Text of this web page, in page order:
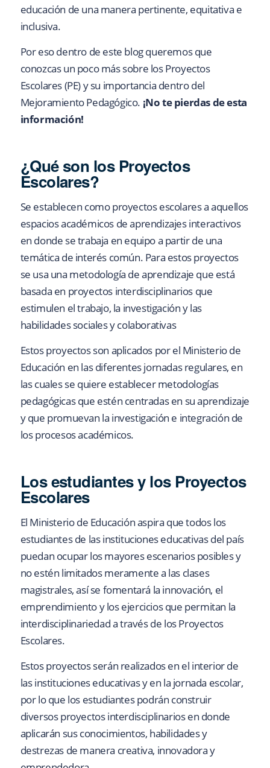
educación de una manera pertinente, equitativa e
inclusiva.
Por eso dentro de este blog queremos que
conozcas un poco más sobre los Proyectos
Escolares (PE) y su importancia dentro del
Mejoramiento Pedagógico. ¡No te pierdas de esta
información!
¿Qué son los Proyectos
Escolares?
Se establecen como proyectos escolares a aquellos
espacios académicos de aprendizajes interactivos
en donde se trabaja en equipo a partir de una
temática de interés común. Para estos proyectos
se usa una metodología de aprendizaje que está
basada en proyectos interdisciplinarios que
estimulen el trabajo, la investigación y las
habilidades sociales y colaborativas
Estos proyectos son aplicados por el Ministerio de
Educación en las diferentes jornadas regulares, en
las cuales se quiere establecer metodologías
pedagógicas que estén centradas en su aprendizaje
y que promuevan la investigación e integración de
los procesos académicos.
Los estudiantes y los Proyectos
Escolares
El Ministerio de Educación aspira que todos los
estudiantes de las instituciones educativas del país
puedan ocupar los mayores escenarios posibles y
no estén limitados meramente a las clases
magistrales, así se fomentará la innovación, el
emprendimiento y los ejercicios que permitan la
interdisciplinariedad a través de los Proyectos
Escolares.
Estos proyectos serán realizados en el interior de
las instituciones educativas y en la jornada escolar,
por lo que los estudiantes podrán construir
diversos proyectos interdisciplinarios en donde
aplicarán sus conocimientos, habilidades y
destrezas de manera creativa, innovadora y